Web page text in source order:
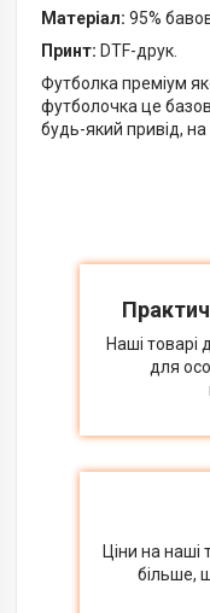
Матеріал: 95%
Принт: DTF-друк.
Футболка преміум
футболочка це
будь-який привід,
Наші товарі
для
Ціни на
більше,